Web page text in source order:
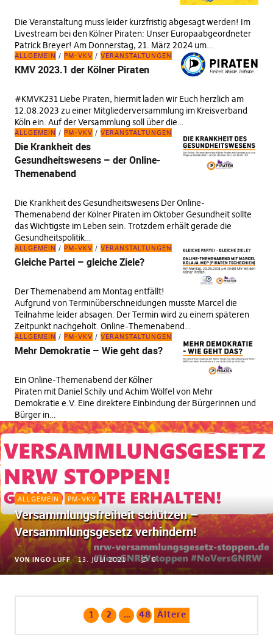
Die Veranstaltung muss leider kurzfristig abgesagt werden! Im
Livestream bei den Kölner Piraten: Unser Europaabgeordneter
Patrick Breyer! Am Donnerstag, 21. März 2024 um…
ALLGEMEIN PM-VKV VERANSTALTUNGEN
KMV 2023.1 der Kölner Piraten
#KMVK231 Liebe Piraten, hiermit laden wir Euch herzlich am
12.08.2023 zu einer Mitgliederversammlung im Kreisverband
Köln ein. Auf der Versammlung soll über die…
ALLGEMEIN PM-VKV VERANSTALTUNGEN
Die Krankheit des
Gesundheitswesens – der Online-
Themenabend
Die Krankheit des Gesundheitswesens Der Online-
Themenabend der Kölner Piraten im Oktober Gesundheit sollte
das Wichtigste im Leben sein. Trotzdem erhält gerade die
Gesundheitspolitik…
ALLGEMEIN PM-VKV VERANSTALTUNGEN
Gleiche Partei – gleiche Ziele?
Der Themenabend am Montag entfällt!
Aufgrund von Terminüberschneidungen musste Marcel die
Teilnahme leider absagen. Der Termin wird zu einem späteren
Zeitpunkt nachgeholt. Online-Themenabend…
ALLGEMEIN PM-VKV VERANSTALTUNGEN
Mehr Demokratie – Wie geht das?
Ein Online-Themenabend der Kölner
Piraten mit Daniel Schily und Achim Wölfel von Mehr
Demokratie e.V. Eine direktere Einbindung der Bürgerinnen und
Bürger in…
VONINGO LUFF 13. JULI 2021 0
ALLGEMEIN PM-VKV
Versammlungsfreiheit schützen –
Versammlungsgesetz verhindern!
1 2 … 48 Ältere